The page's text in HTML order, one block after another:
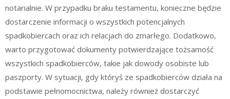
notarialnie. W przypadku braku testamentu, konieczne będzie
dostarczenie informacji o wszystkich potencjalnych
spadkobiercach oraz ich relacjach do zmarłego. Dodatkowo,
warto przygotować dokumenty potwierdzające tożsamość
wszystkich spadkobierców, takie jak dowody osobiste lub
paszporty. W sytuacji, gdy któryś ze spadkobierców działa na
podstawie pełnomocnictwa, należy również dostarczyć